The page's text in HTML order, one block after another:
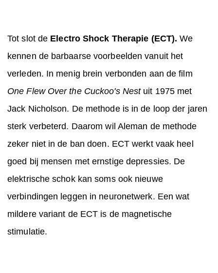
Tot slot de Electro Shock Therapie (ECT).We
kennen de barbaarse voorbeelden vanuit het
verleden. In menig brein verbonden aan de film
One Flew Over the Cuckoo'sNest uit 1975 met
Jack Nicholson. De methode is in de loop der jaren
sterk verbeterd. Daarom wil Aleman de methode
zeker niet in de ban doen. ECT werkt vaak heel
goed bij mensen met ernstige depressies. De
elektrische schok kan soms ook nieuwe
verbindingen leggen in neuronetwerk. Een wat
mildere variant de ECT is de magnetische
stimulatie.